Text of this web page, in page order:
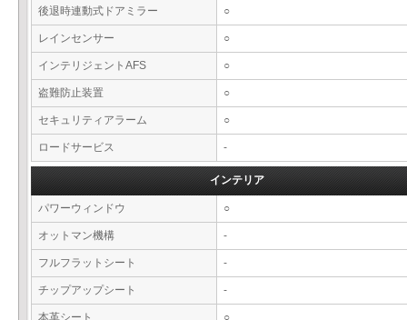
後退時連動式ドアミラー ○
レインセンサー ○
インテリジェントAFS ○
盗難防止装置 ○
セキュリティアラーム ○
ロードサービス -
インテリア
パワーウィンドウ ○
オットマン機構 -
フルフラットシート -
チップアップシート -
本革シート ○